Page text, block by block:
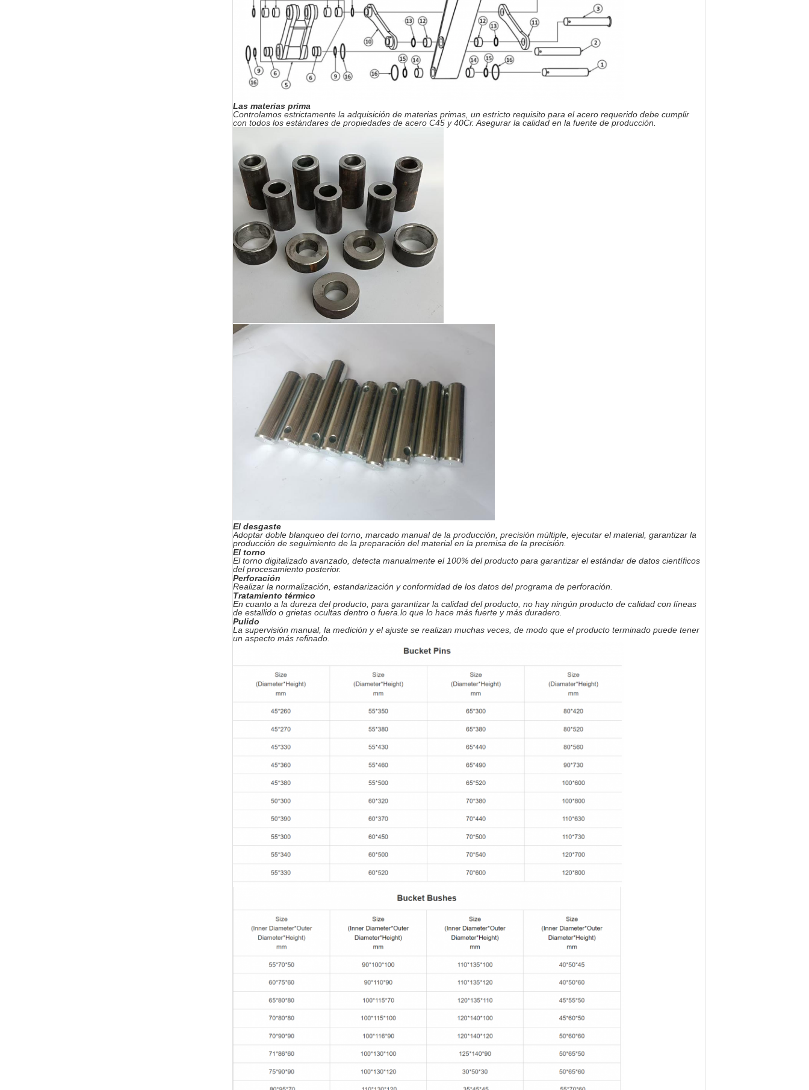
Las materias prima
Controlamos estrictamente la adquisición de materias primas, un estricto requisito para el acero requerido debe cumplir
con todos los estándares de propiedades de acero C45 y 40Cr. Asegurar la calidad en la fuente de producción.
El desgaste
Adoptar doble blanqueo del torno, marcado manual de la producción, precisión múltiple, ejecutar el material, garantizar la
producción de seguimiento de la preparación del material en la premisa de la precisión.
El torno
El torno digitalizado avanzado, detecta manualmente el 100% del producto para garantizar el estándar de datos científicos
del procesamiento posterior.
Perforación
Realizar la normalización, estandarización y conformidad de los datos del programa de perforación.
Tratamiento térmico
En cuanto a la dureza del producto, para garantizar la calidad del producto, no hay ningún producto de calidad con líneas
de estallido o grietas ocultas dentro o fuera.lo que lo hace más fuerte y más duradero.
Pulido
La supervisión manual, la medición y el ajuste se realizan muchas veces, de modo que el producto terminado puede tener
un aspecto más refinado.